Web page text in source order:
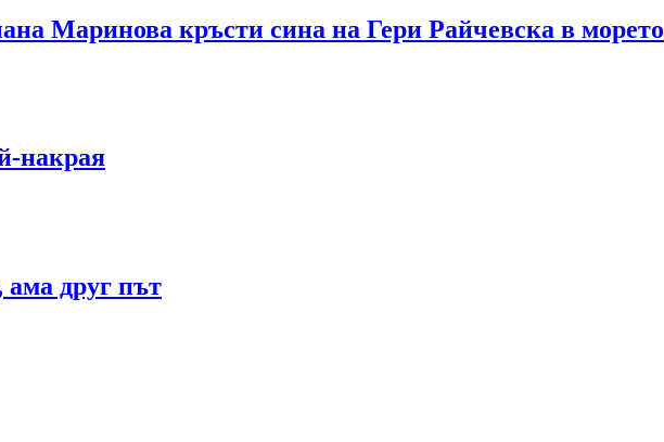
Маринова кръсти сина на Гери Райчевска в морето
накрая
ама друг път